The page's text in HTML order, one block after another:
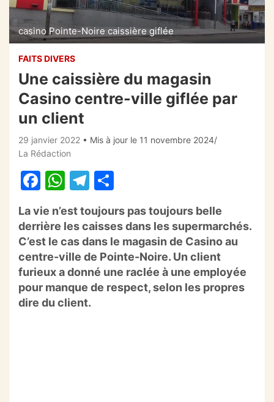
casino Pointe-Noire caissière giflée
FAITS DIVERS
Une caissière du magasin
Casino centre-ville giflée par
un client
29 janvier 2022 • Mis à jour le 11 novembre 2024
La Rédaction
F
a
c
e
b
o
o
W
at
s
A
p
p
T
el
e
gr
a
m
ta
g
er
La vie n’est toujours pas toujours belle
derrière les caisses dans les supermarchés.
C’est le cas dans le magasin de Casino au
centre-ville de Pointe-Noire. Un client
furieux a donné une raclée à une employée
pour manque de respect, selon les propres
dire du client.